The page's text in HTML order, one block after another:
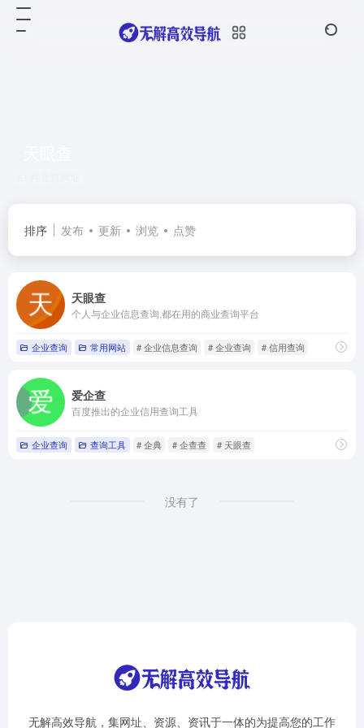
排序 发布 更新 浏览 点赞
天眼查
个人与企业信息查询,都在用的商业查询平台
企业查询 常用网站 # 企业信息查询 # 企业查询 # 信用查询
爱企查
百度推出的企业信用查询工具
企业查询 查询工具 # 企典 # 企查查 # 天眼查
没有了
无解高效导航，集网址、资源、资讯于一体的为提高您的工作